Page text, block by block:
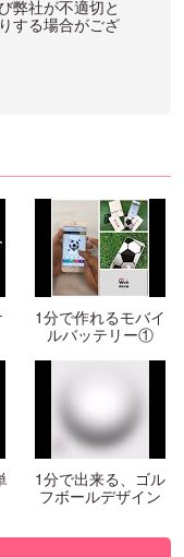
弊社が不適切と
する場合がござ
1分で作れるモバイ
ルバッテリー①
1分で出来る、ゴル
フボールデザイン